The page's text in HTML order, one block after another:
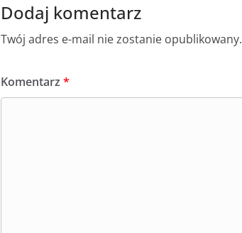
Dodaj komentarz
Twój adres e-mail nie zostanie opublikowany.
Komentarz *